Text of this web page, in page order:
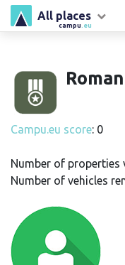
campu .eu
All places
Campu.eu score: 0
Number of properties
Number of vehicles